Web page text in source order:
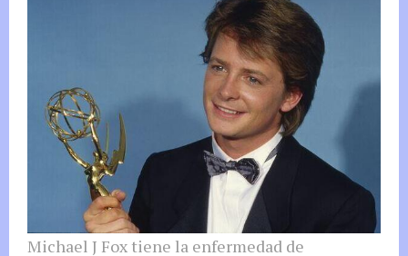
Michael J Fox tiene la enfermedad de